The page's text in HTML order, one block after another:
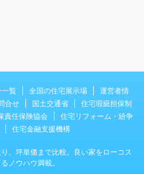
一覧 全国の住宅展示場
運営者情
合せ 国土交通省
住宅瑕疵担保制
責任保険協会
住宅リフォーム・紛争
住宅金融支援機構
、坪単価まで比較。良い家をローコス
ノウハウ満載。